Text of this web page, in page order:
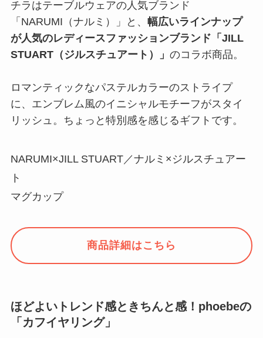
チラはテーブルウェアの人気ブランド
「NARUMI（ナルミ）」と、 幅広いラインナップ
が人気のレディースファッションブランド「JILL
STUART（ジルスチュアート）」 のコラボ商品。
ロマンティックなパステルカラーのストライプ
に、エンブレム風のイニシャルモチーフがスタイ
リッシュ。ちょっと特別感を感じるギフトです。
NARUMI×JILL STUART／ナルミ×ジルスチュアー
ト
マグカップ
商品詳細はこちら
ほどよいトレンド感ときちんと感！phoebeの
「カフイヤリング」